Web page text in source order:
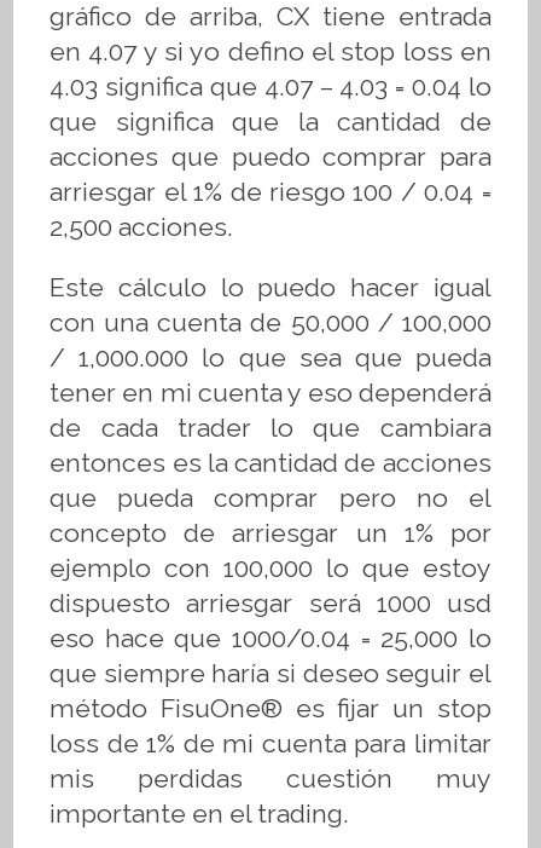
gráfico de arriba, CX tiene entrada
en 4.07 y si yo defino el stop loss en
4.03 significa que 4.07 – 4.03 = 0.04 lo
que significa que la cantidad de
acciones que puedo comprar para
arriesgar el 1% de riesgo 100 / 0.04 =
2,500 acciones.
Este cálculo lo puedo hacer igual
con una cuenta de 50,000 / 100,000
/ 1,000.000 lo que sea que pueda
tener en mi cuenta y eso dependerá
de cada trader lo que cambiara
entonces es la cantidad de acciones
que pueda comprar pero no el
concepto de arriesgar un 1% por
ejemplo con 100,000 lo que estoy
dispuesto arriesgar será 1000 usd
eso hace que 1000/0.04 = 25,000 lo
que siempre haría si deseo seguir el
método FisuOne® es fijar un stop
loss de 1% de mi cuenta para limitar
mis perdidas cuestión muy
importante en el trading.